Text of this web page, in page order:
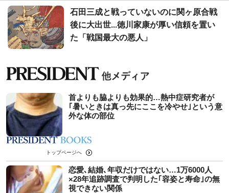
石田三成と戦っていないのに関ヶ原合戦
後に大出世...徳川家康が厚い信頼を置い
た「戦国最大の悪人」
首よりも脇よりも効果的…熱中症研究者が
｢暑いときは真っ先にここを冷やせ｣という意
外な体の部位
トップページへ
恋愛､結婚､年収だけではない…1万6000人
×28年追跡調査で判明した｢容姿と寿命｣の無
視できない関係